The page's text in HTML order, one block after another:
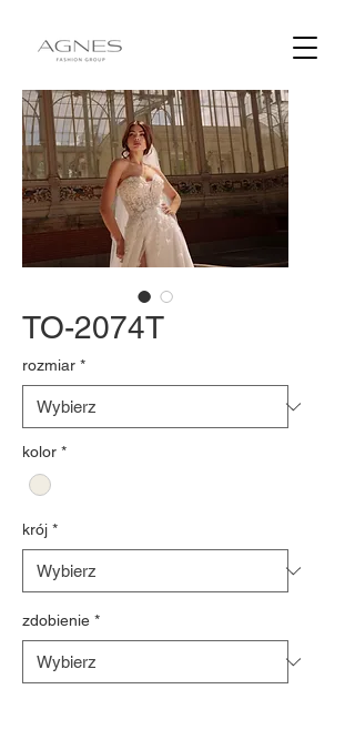
TO-2074T
rozmiar *
kolor *
krój *
zdobienie *